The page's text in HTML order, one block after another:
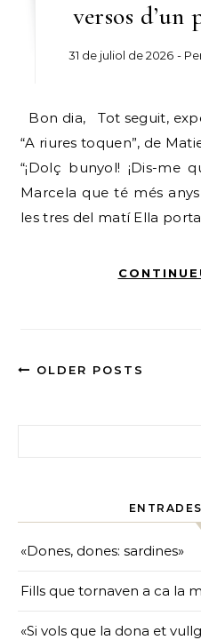
versos d’un
31 de juliol de 2026 -
Bon dia, Tot seguit, exposem uns versos del llibre
“A riures toquen”, de
“¡Dolç bunyol! ¡Dis-me
Marcela que té més
les tres del matí Ella
OLDER POSTS
«Dones, dones: sardines»
Fills que tornaven a ca la
«Si vols que la dona et